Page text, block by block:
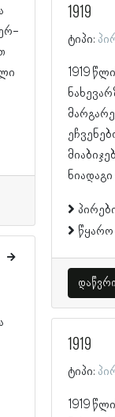
1919
ტიპი:
1919
წყარო
1919
ტიპი:
1919